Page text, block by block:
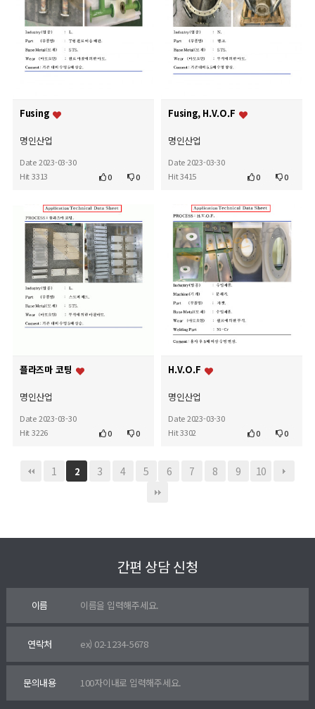
Fusing
명인산업
Date 2023-03-30
Hit 3313
0 0
Fusing, H.V.O.F
명인산업
Date 2023-03-30
Hit 3415
0 0
플라즈마 코팅
명인산업
Date 2023-03-30
Hit 3226
0 0
H.V.O.F
명인산업
Date 2023-03-30
Hit 3302
0 0
1 2 3 4 5 6 7 8 9 10
간편 상담 신청
이름
연락처
문의내용